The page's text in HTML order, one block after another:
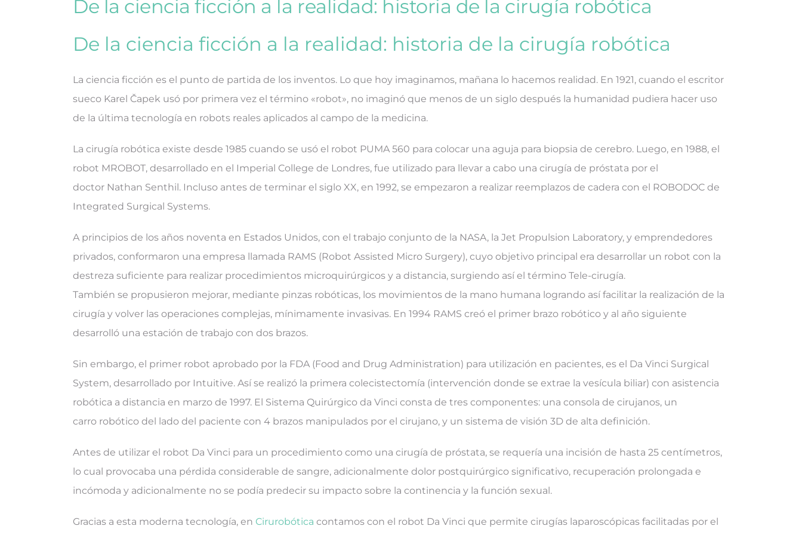
De la ciencia ficción a la realidad: historia de la cirugía robótica
De la ciencia ficción a la realidad: historia de la cirugía robótica
La ciencia ficción es el punto de partida de los inventos. Lo que hoy imaginamos, mañana lo hacemos realidad. En 1921, cuando el escritor
sueco Karel Čapek usó por primera vez el término «robot», no imaginó que menos de un siglo después la humanidad pudiera hacer uso
de la última tecnología en robots reales aplicados al campo de la medicina.
La cirugía robótica existe desde 1985 cuando se usó el robot PUMA 560 para colocar una aguja para biopsia de cerebro. Luego, en 1988, el
robot MROBOT, desarrollado en el Imperial College de Londres, fue utilizado para llevar a cabo una cirugía de próstata por el
doctor Nathan Senthil. Incluso antes de terminar el siglo XX, en 1992, se empezaron a realizar reemplazos de cadera con el ROBODOC de
Integrated Surgical Systems.
A principios de los años noventa en Estados Unidos, con el trabajo conjunto de la NASA, la Jet Propulsion Laboratory, y emprendedores
privados, conformaron una empresa llamada RAMS (Robot Assisted Micro Surgery), cuyo objetivo principal era desarrollar un robot con la
destreza suficiente para realizar procedimientos microquirúrgicos y a distancia, surgiendo así el término Tele-cirugía.
También se propusieron mejorar, mediante pinzas robóticas, los movimientos de la mano humana logrando así facilitar la realización de la
cirugía y volver las operaciones complejas, mínimamente invasivas. En 1994 RAMS creó el primer brazo robótico y al año siguiente
desarrolló una estación de trabajo con dos brazos.
Sin embargo, el primer robot aprobado por la FDA (Food and Drug Administration) para utilización en pacientes, es el Da Vinci Surgical
System, desarrollado por Intuitive. Así se realizó la primera colecistectomía (intervención donde se extrae la vesícula biliar) con asistencia
robótica a distancia en marzo de 1997. El Sistema Quirúrgico da Vinci consta de tres componentes: una consola de cirujanos, un
carro robótico del lado del paciente con 4 brazos manipulados por el cirujano, y un sistema de visión 3D de alta definición.
Antes de utilizar el robot Da Vinci para un procedimiento como una cirugía de próstata, se requería una incisión de hasta 25 centímetros,
lo cual provocaba una pérdida considerable de sangre, adicionalmente dolor postquirúrgico significativo, recuperación prolongada e
incómoda y adicionalmente no se podía predecir su impacto sobre la continencia y la función sexual.
Gracias a esta moderna tecnología, en Cirurobótica contamos con el robot Da Vinci que permite cirugías laparoscópicas facilitadas por el